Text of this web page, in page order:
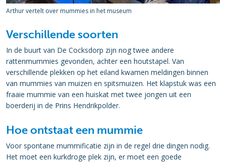
Arthur vertelt over mummies in het museum
Verschillende soorten
In de buurt van De Cocksdorp zijn nog twee andere
rattenmummies gevonden, achter een houtstapel. Van
verschillende plekken op het eiland kwamen meldingen binnen
van mummies van muizen en spitsmuizen. Het klapstuk was een
fraaie mummie van een huiskat met twee jongen uit een
boerderij in de Prins Hendrikpolder.
Hoe ontstaat een mummie
Voor spontane mummificatie zijn in de regel drie dingen nodig.
Het moet een kurkdroge plek zijn, er moet een goede